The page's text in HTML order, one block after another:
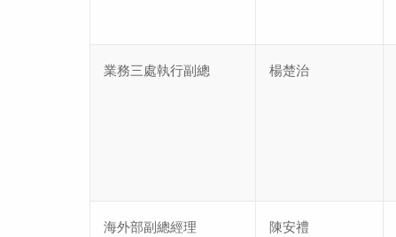
業務三處執行副總 楊楚治
海外部副總經理 陳安禮